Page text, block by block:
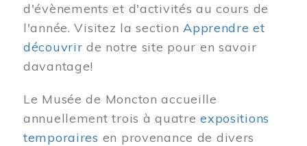
d'évènements et d'activités au cours de
l'année. Visitez la sectionApprendre et
découvrir de notre site pour en savoir
davantage!
Le Musée de Moncton accueille
annuellement trois à quatreexpositions
temporaires en provenance de divers